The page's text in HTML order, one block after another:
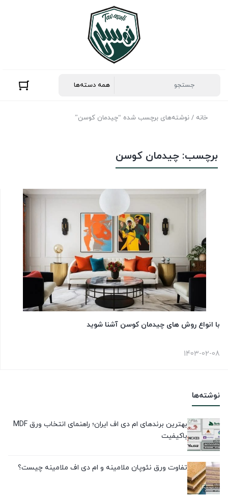
خانه / نوشته‌های برچسب شده “چیدمان کوسن”
نوشته‌ها
بهترین برندهای ام دی اف ایران؛ راهنمای انتخاب ورق MDF
باکیفیت
تفاوت ورق نئوپان ملامینه و ام دی اف ملامینه چیست؟
برچسب: چیدمان کوسن
با انواع روش های چیدمان کوسن آشنا شوید
1403-02-08